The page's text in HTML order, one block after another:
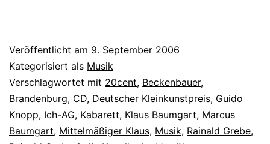
Veröffentlicht am 9. September 2006
Kategorisiert als Musik
Verschlagwortet mit 20cent, Beckenbauer,
Brandenburg, CD, Deutscher Kleinkunstpreis, Guido
Knopp, Ich-AG, Kabarett, Klaus Baumgart, Marcus
Baumgart, Mittelmäßiger Klaus, Musik, Rainald Grebe,